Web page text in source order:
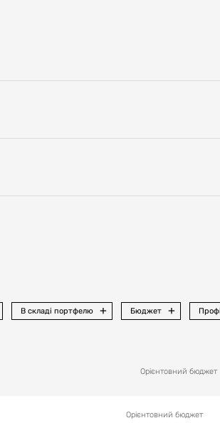
В складі портфелю Бюджет
Орієнтовний бюджет
Орієнтовний бюджет